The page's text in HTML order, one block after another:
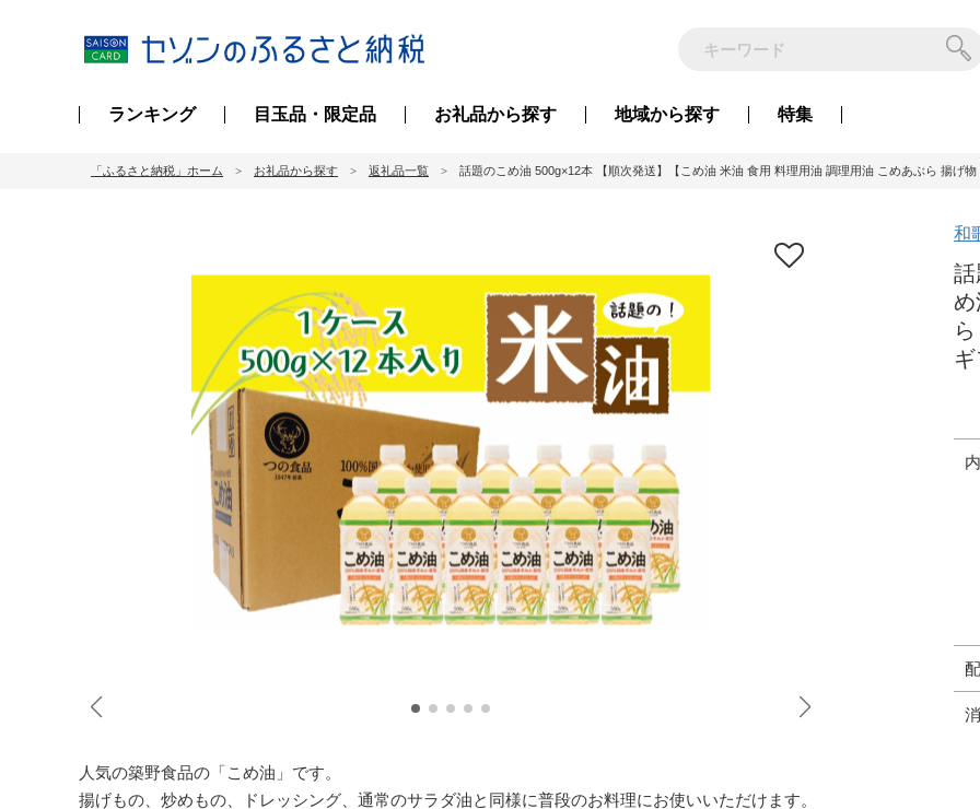
ランキング 目玉品・限定品 お礼品から探す 地域から探す 特集
「ふるさと納税」ホーム お礼品から探す 返礼品一覧 話題のこめ油 500g×12本 【順次発送】【こめ油 米油 食用 料理用油 調理用油 こめあぶら 揚げ
和
話
ギ
人気の築野食品の「こめ油」です。
揚げもの、炒めもの、ドレッシング、通常のサラダ油と同様に普段のお料理にお使いいただけます。